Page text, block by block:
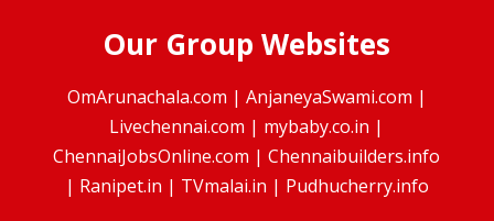
Our Group Websites
OmArunachala.com | AnjaneyaSwami.com |
Livechennai.com | mybaby.co.in |
ChennaiJobsOnline.com |Chennaibuilders.info
| Ranipet.in | TVmalai.in | Pudhucherry.info